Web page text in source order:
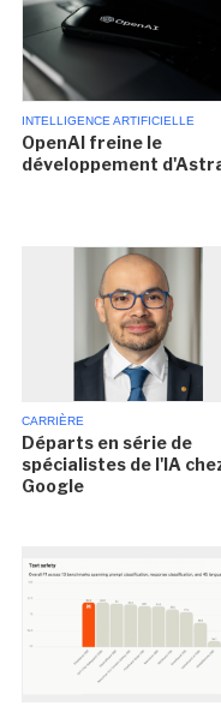
INTELLIGENCE ARTIFICIELLE
OpenAI freine le
développement
CARRIÈRE
Départs en série de
spécialistes de l'IA
Google